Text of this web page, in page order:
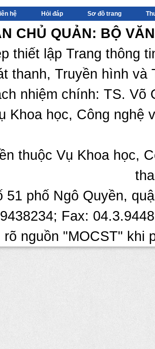
hệ Hỏi đáp Sơ đồ trang
CHỦ QUẢN: BỘ
thiết lập Trang thông
thanh, Truyền hình
nhiệm chính: TS.
Khoa học, Công nghệ
thuộc Vụ Khoa học,
51 phố Ngô Quyền,
Fax:
rõ nguồn "MOCST" khi